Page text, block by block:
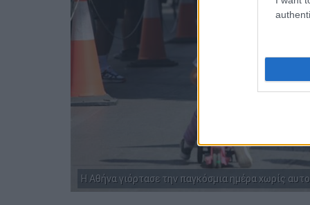
H Αθήνα γιόρτασε την παγκόσμια ημέρα χωρίς